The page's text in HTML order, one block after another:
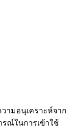
ามอนุเคราะห์จาก
ณ์ในการเข้าใช้